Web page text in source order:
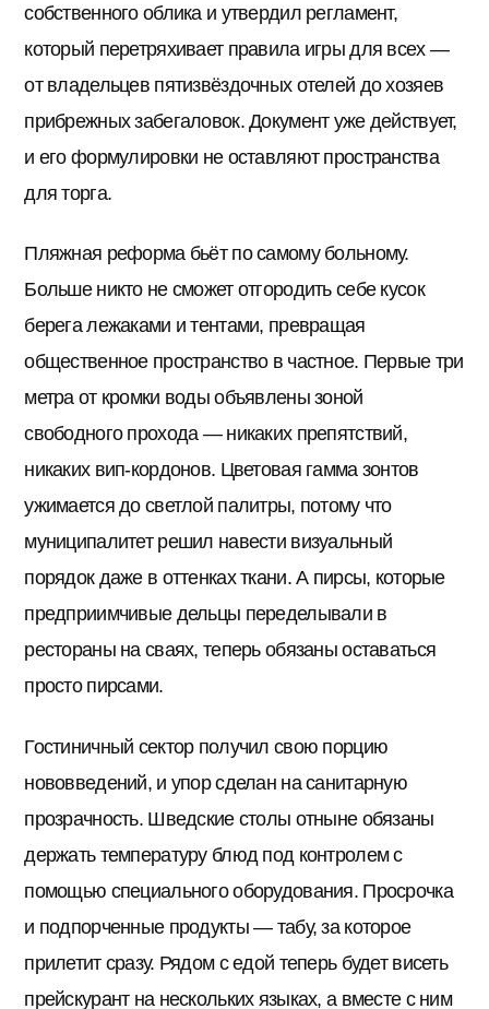
собственного облика и утвердил регламент,
который перетряхивает правила игры для всех —
от владельцев пятизвёздочных отелей до хозяев
прибрежных забегаловок. Документ уже действует,
и его формулировки не оставляют пространства
для торга.
Пляжная реформа бьёт по самому больному.
Больше никто не сможет отгородить себе кусок
берега лежаками и тентами, превращая
общественное пространство в частное. Первые три
метра от кромки воды объявлены зоной
свободного прохода — никаких препятствий,
никаких вип-кордонов. Цветовая гамма зонтов
ужимается до светлой палитры, потому что
муниципалитет решил навести визуальный
порядок даже в оттенках ткани. А пирсы, которые
предприимчивые дельцы переделывали в
рестораны на сваях, теперь обязаны оставаться
просто пирсами.
Гостиничный сектор получил свою порцию
нововведений, и упор сделан на санитарную
прозрачность. Шведские столы отныне обязаны
держать температуру блюд под контролем с
помощью специального оборудования. Просрочка
и подпорченные продукты — табу, за которое
прилетит сразу. Рядом с едой теперь будет висеть
прейскурант на нескольких языках, а вместе с ним